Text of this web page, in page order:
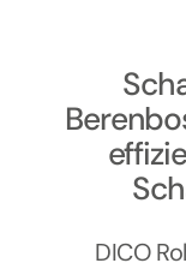
DICO